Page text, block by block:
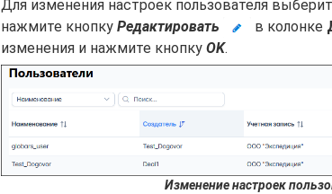
Для изменения настроек пользователя
нажмите кнопку Редактировать в колонке
изменения и нажмите кнопку OK.
Изменение настроек